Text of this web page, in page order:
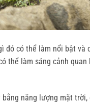
đó có thể làm nổi bật và
thể làm sáng cảnh
năng lượng mặt